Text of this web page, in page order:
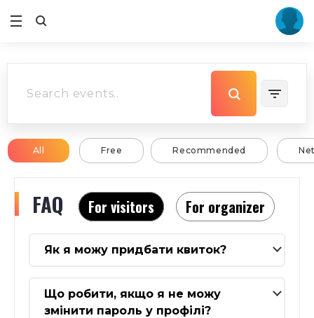
All Free Recommended
FAQ For visitors For organizer
Як я можу придбати квиток?
Що робити, якщо я не можу
змінити пароль у профілі?